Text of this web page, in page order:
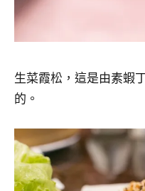
生菜霞松，這是由素蝦
的。